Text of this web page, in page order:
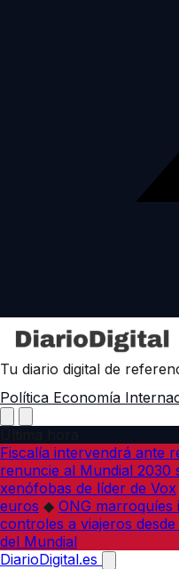
Tu diario digital de
Política Economía
Fiscalía intervendrá ante
renuncie al Mundial 2030
xenófobas de líder de Vox
euros ◆ ONG marroquíes
controles a viajeros
del Mundial
DiarioDigital.es